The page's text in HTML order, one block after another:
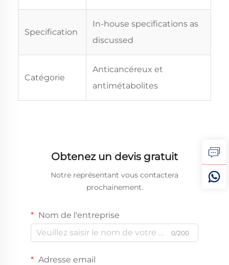
Specification
In-house specifications as
discussed
Catégorie
Anticancéreux et
antimétabolites
Obtenez un devis gratuit
Notre représentant vous contactera
prochainement.
Nom de l'entreprise
0/200
Adresse email